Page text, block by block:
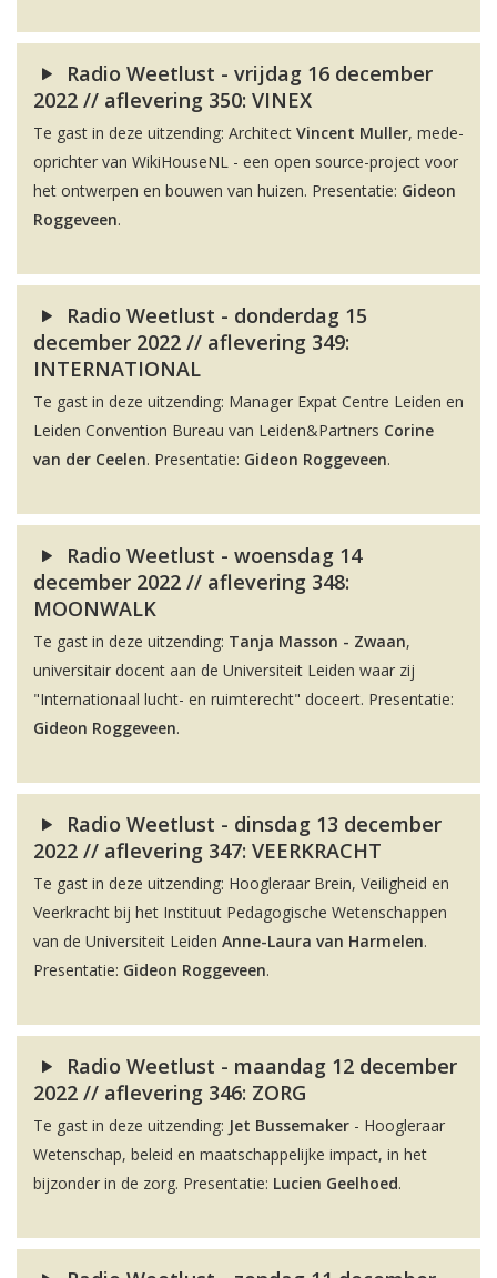
Radio Weetlust - vrijdag 16 december
2022 // aflevering 350: VINEX
Te gast in deze uitzending: Architect Vincent Muller, mede-
oprichter van WikiHouseNL - een open source-project voor
het ontwerpen en bouwen van huizen. Presentatie: Gideon
Roggeveen.
Radio Weetlust - donderdag 15
december 2022 // aflevering 349:
INTERNATIONAL
Te gast in deze uitzending: Manager Expat Centre Leiden en
Leiden Convention Bureau van Leiden&Partners Corine
van der Ceelen. Presentatie: Gideon Roggeveen.
Radio Weetlust - woensdag 14
december 2022 // aflevering 348:
MOONWALK
Te gast in deze uitzending: Tanja Masson - Zwaan,
universitair docent aan de Universiteit Leiden waar zij
"Internationaal lucht- en ruimterecht" doceert. Presentatie:
Gideon Roggeveen.
Radio Weetlust - dinsdag 13 december
2022 // aflevering 347: VEERKRACHT
Te gast in deze uitzending: Hoogleraar Brein, Veiligheid en
Veerkracht bij het Instituut Pedagogische Wetenschappen
van de Universiteit Leiden Anne-Laura van Harmelen.
Presentatie: Gideon Roggeveen.
Radio Weetlust - maandag 12 december
2022 // aflevering 346: ZORG
Te gast in deze uitzending: Jet Bussemaker - Hoogleraar
Wetenschap, beleid en maatschappelijke impact, in het
bijzonder in de zorg. Presentatie: Lucien Geelhoed.